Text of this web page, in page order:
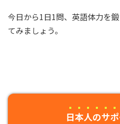
今日から1日1問、英語体力を
てみましょう。
日本人のサ